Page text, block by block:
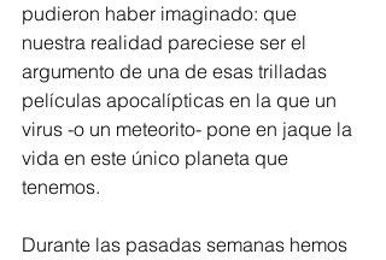
pudieron haber imaginado: que
nuestra realidad pareciese ser el
argumento de una de esas trilladas
películas apocalípticas en la que un
virus -o un meteorito- pone en jaque la
vida en este único planeta que
tenemos.
Durante las pasadas semanas hemos